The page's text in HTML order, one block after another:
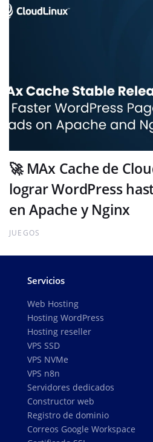
🚀 MAx Cache de
lograr WordPress
en Apache y Nginx
JUEGOS
Servicios
Web Hosting
Hosting WordPress
Hosting reseller
VPS SSD
VPS NVMe
VPS n8n
Servidores dedicados
Constructor web
Registro de dominio
Correos Google Workspace